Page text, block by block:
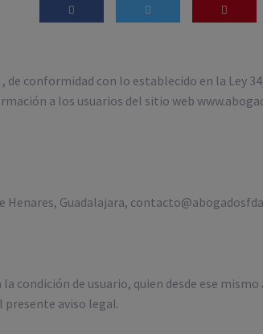
conformidad con lo establecido en la Ley
a los usuarios del sitio web
Henares, Guadalajara,
condición de usuario, quien desde ese
presente aviso legal.